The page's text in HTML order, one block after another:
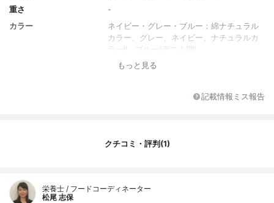
重さ
-
カラー
ネイビー・グレー・ブルー：綿ナチュラル
カラー、グレー、ネイビー、ナチュラルカ
ラーII、ブルー(デニム調)
ポリエステル内側銀面シート加工
もっと見る
記載情報ミス報告
クチコミ・評判(1)
栄養士 / フードコーディネーター
松尾 志保